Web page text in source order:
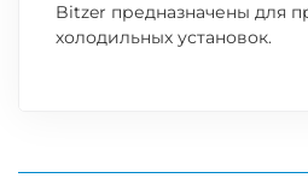
Bitzer предназначены для
холодильных установок.